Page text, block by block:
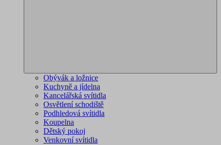
Obývák a ložnice
Kuchyně a jídelna
Kancelářská svítidla
Osvětlení schodiště
Podhledová svítidla
Koupelna
Dětský pokoj
Venkovní svítidla